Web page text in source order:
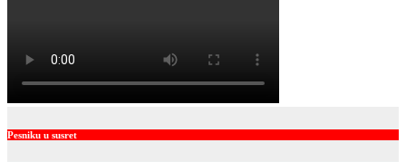
Pesniku u susret